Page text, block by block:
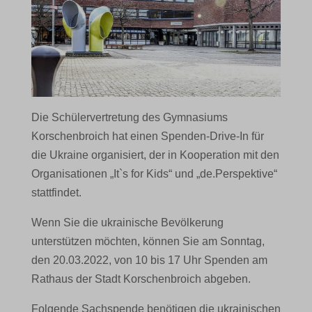
Die Schülervertretung des Gymnasiums
Korschenbroich hat einen Spenden-Drive-In für
die Ukraine organisiert, der in Kooperation mit den
Organisationen „It`s for Kids“ und „de.Perspektive“
stattfindet.
Wenn Sie die ukrainische Bevölkerung
unterstützen möchten, können Sie am Sonntag,
den 20.03.2022, von 10 bis 17 Uhr Spenden am
Rathaus der Stadt Korschenbroich abgeben.
Folgende Sachspende benötigen die ukrainischen